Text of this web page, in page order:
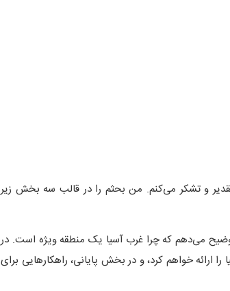
و تشکر می‌کنم. من بحثم را در قالب سه بخش زیر
می‌دهم که چرا غرب آسیا یک منطقه ویژه است. در
ارائه خواهم کرد، و در بخش پایانی، راهکارهایی برای